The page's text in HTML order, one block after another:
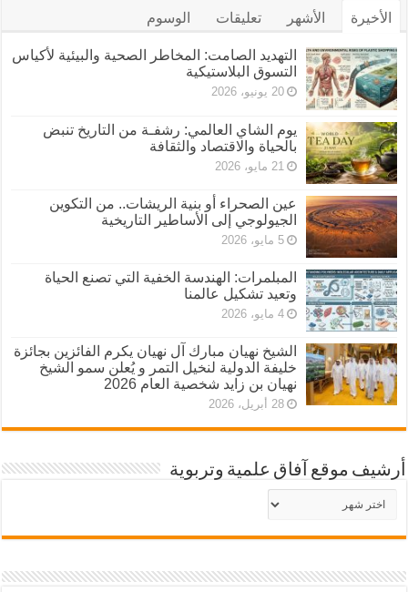
الأخيرة الأشهر تعليقات الوسوم
التهديد الصامت: المخاطر الصحية والبيئية لأكياس
التسوق البلاستيكية
20 يونيو، 2026
يوم الشاي العالمي: رشفـة من التاريخ تنبض
بالحياة والاقتصاد والثقافة
21 مايو، 2026
عين الصحراء أو بنية الريشات.. من التكوين
الجيولوجي إلى الأساطير التاريخية
5 مايو، 2026
المبلمرات: الهندسة الخفية التي تصنع الحياة
وتعيد تشكيل عالمنا
4 مايو، 2026
الشيخ نهيان مبارك آل نهيان يكرم الفائزين بجائزة
خليفة الدولية لنخيل التمر و يُعلن سمو الشيخ
نهيان بن زايد شخصية العام 2026
28 أبريل، 2026
أرشيف موقع آفاق علمية وتربوية
أرشيف
موقع